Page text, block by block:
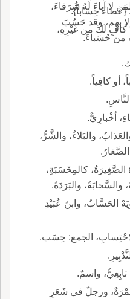
لا آباءَ لَهُ شُرَفاءَ،
بِهِم، وقد حَسُبَ
من حُسَباءَ.
حِساباً}.
لَكَ من غَيْرِهِ،
أو كافِياً.
أخْبارِيٌّ.
والبَلاءُ، والشَّرُّ،
الصَّغِيرَةُ، كالمِحْسَبَةِ،
والسَّحابَةُ، والبَرَدَةُ.
الحَسَّابُ، وابنُ عُبَيْدِ
الجمع: حِسَب.
واسمٌ.
ورجلٌ في شَعَرِ